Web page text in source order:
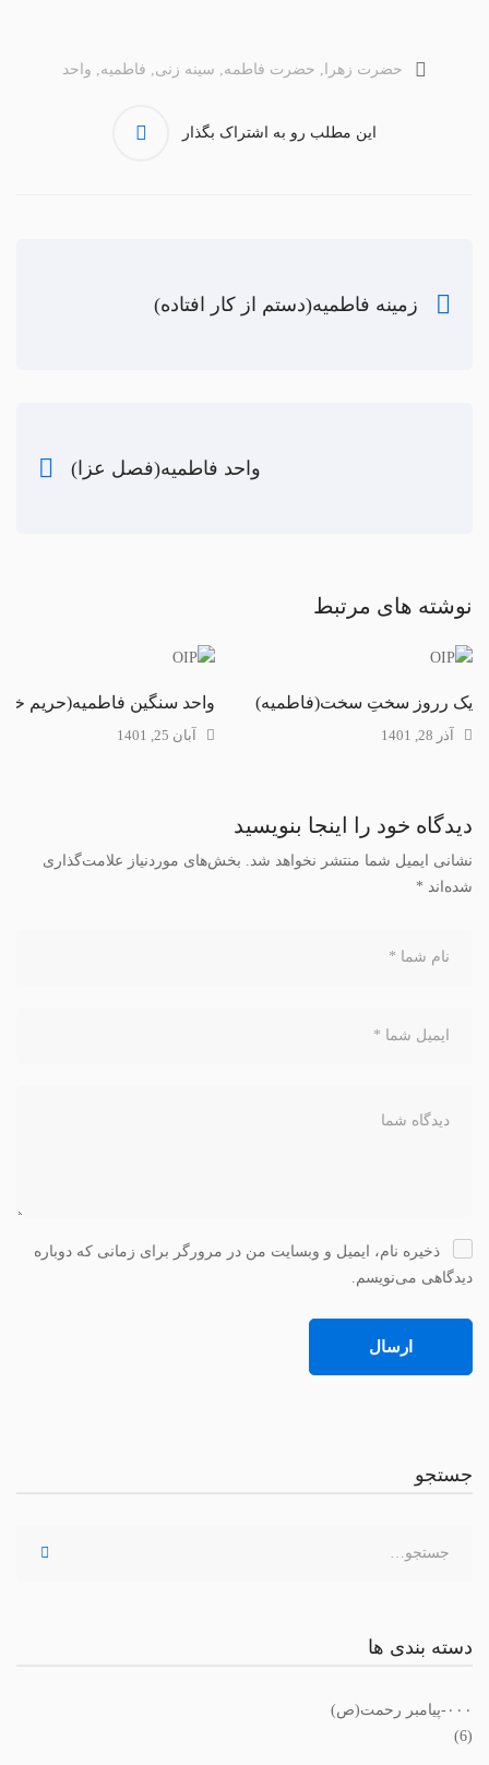
حضرت زهرا حضرت فاطمه سینه زنی فاطمیه واحد
این مطلب رو به اشتراک بگذار
زمینه فاطمیه(دستم از کار افتاده)
واحد فاطمیه(فصل عزا)
نوشته های مرتبط
یک رروز سختِ سخت(فاطمیه)
آذر 28, 1401
واحد سنگین فاطمیه(حریم
آبان 25, 1401
دیدگاه خود را اینجا بنویسید
نشانی ایمیل شما منتشر نخواهد شد.
بخش‌های موردنیاز علامت‌گذاری
شده‌اند *
ذخیره نام، ایمیل و وبسایت من در مرورگر برای زمانی که دوباره
دیدگاهی می‌نویسم.
جستجو
دسته بندی ها
٠٠٠-پیامبر رحمت(ص)
(6)